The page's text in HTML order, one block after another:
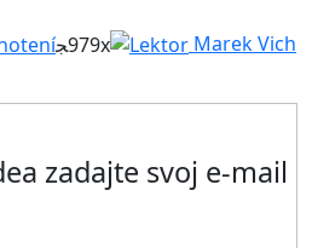
979x Marek Vich
zadajte svoj e-mail